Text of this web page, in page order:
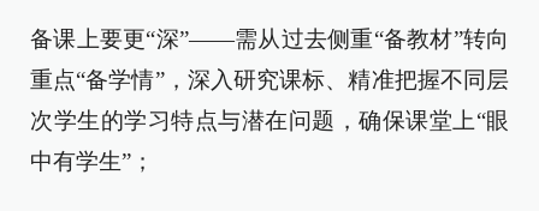
备课上要更“深”——需从过去侧重“备教材”转向
重点“备学情”，深入研究课标、精准把握不同层
次学生的学习特点与潜在问题，确保课堂上“眼
中有学生”；